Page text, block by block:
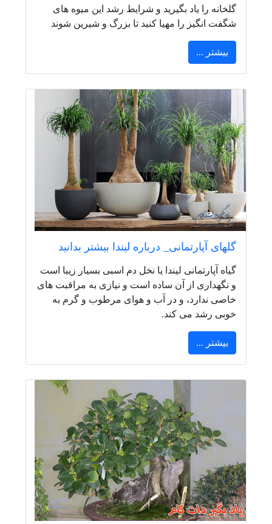
گلخانه را یاد بگیرید و شرایط رشد این میوه های
شگفت انگیز را مهیا کنید تا بزرگ و شیرین شوند
بیشتر ...
گلهای آپارتمانی_ درباره لیندا بیشتر بدانید
گیاه آپارتمانی لیندا یا نخل دم اسبی بسیار زیبا است
و نگهداری از آن ساده است و نیازی به مراقبت های
خاصی ندارد، و در آب و هوای مرطوب و گرم به
خوبی رشد می کند.
بیشتر ...